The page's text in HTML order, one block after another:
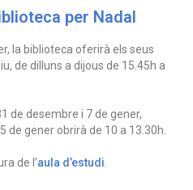
per Nadal
la biblioteca oferirà els seus
de dilluns a dijous de 15.45h a
de desembre i 7 de gener,
de gener obrirà de 10 a 13.30h.
de l’aula d’estudi